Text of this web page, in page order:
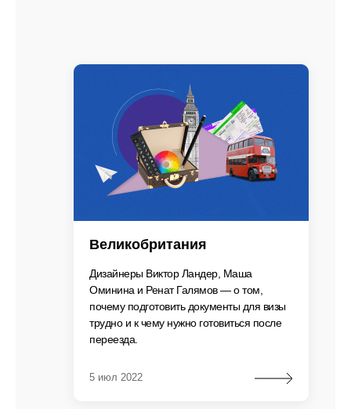
Великобритания
Дизайнеры Виктор Ландер, Маша
Оминина и Ренат Галямов — о том,
почему подготовить документы для визы
трудно и к чему нужно готовиться после
переезда.
5 июл 2022